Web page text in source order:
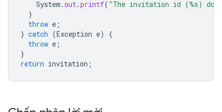
System .out.printf( "The invitation id (%s)
}
throw e ;
} catch (Exception e)
{
throw e ;
}
return invitation ;